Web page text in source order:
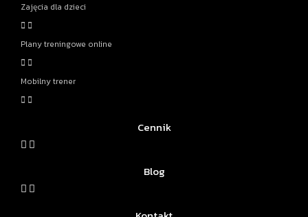
Zajęcia dla dzieci
Plany treningowe online
Mobilny trener
Cennik
Blog